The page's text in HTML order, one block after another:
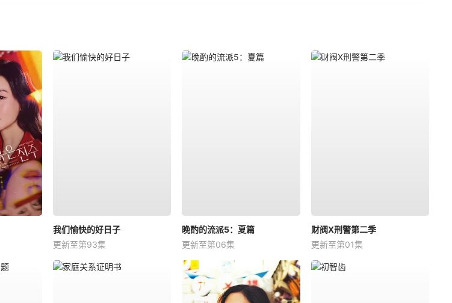
我们愉快的好日子
更新至第93集
晚酌的流派5：夏篇
更新至第06集
财阀X刑警第二季
更新至第01集